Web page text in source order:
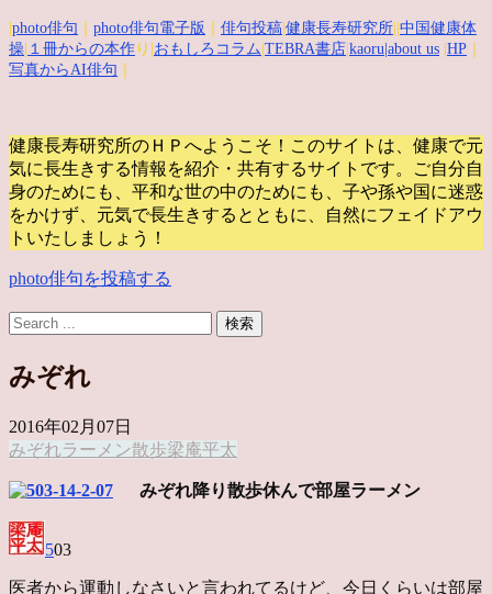
photo俳句 photo俳句電子版 俳句投稿 健康長寿研究所 中国健康体
操 １冊からの本作 り| おもしろコラム TEBRA書店 kaoru |about us HP
写真からAI俳句
健康長寿研究所のＨＰへようこそ！このサイトは、健康で元
気に長生きする情報を紹介・共有するサイトです。
ご自分自
身のためにも、平和な世の中のためにも、子や孫や国に迷惑
をかけず、元気で長生きするとともに、自然にフェイドアウ
トいたしましょう！
photo俳句を投稿する
みぞれ
2016年02月07日
みぞれラーメン散歩梁庵平太
みぞれ降り散歩休んで部屋ラーメン
503
医者から運動しなさいと言われてるけど、今日くらいは部屋